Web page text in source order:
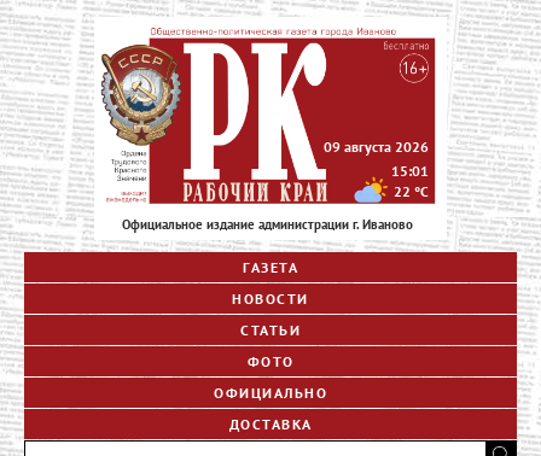
Официальное издание администрации г. Иваново
09 августа 2026
15:01
22 °C
ГАЗЕТА
НОВОСТИ
СТАТЬИ
ФОТО
ОФИЦИАЛЬНО
ДОСТАВКА